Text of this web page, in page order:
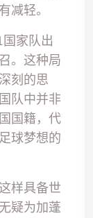
减轻。
家队出
。这种局
刻的思
队中并非
国籍，代
球梦想的
样具备世
疑为加蓬